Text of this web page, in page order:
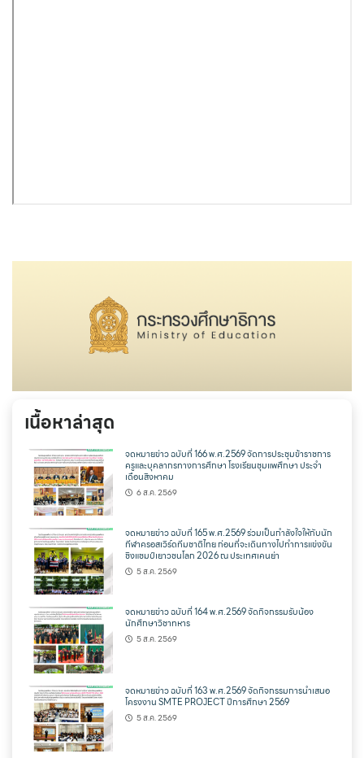
เนื้อหาล่าสุด
จดหมายข่าว ฉบับที่ 166 พ.ศ.2569 จัดการประชุมข้าราชการ
ครูและบุคลากรทางการศึกษา โรงเรียนชุมแพศึกษา ประจำ
เดือนสิงหาคม
6 ส.ค. 2569
จดหมายข่าว ฉบับที่ 165 พ.ศ.2569 ร่วมเป็นกำลังใจให้กับนัก
กีฬาครอสเวิร์ดทีมชาติไทย ก่อนที่จะเดินทางไปทำการแข่งขัน
ชิงแชมป์เยาวชนโลก 2026 ณ ประเทศเคนย่า
5 ส.ค. 2569
จดหมายข่าว ฉบับที่ 164 พ.ศ.2569 จัดกิจกรรมรับน้อง
นักศึกษาวิชาทหาร
5 ส.ค. 2569
จดหมายข่าว ฉบับที่ 163 พ.ศ.2569 จัดกิจกรรมการนำเสนอ
โครงงาน SMTE PROJECT ปีการศึกษา 2569
5 ส.ค. 2569